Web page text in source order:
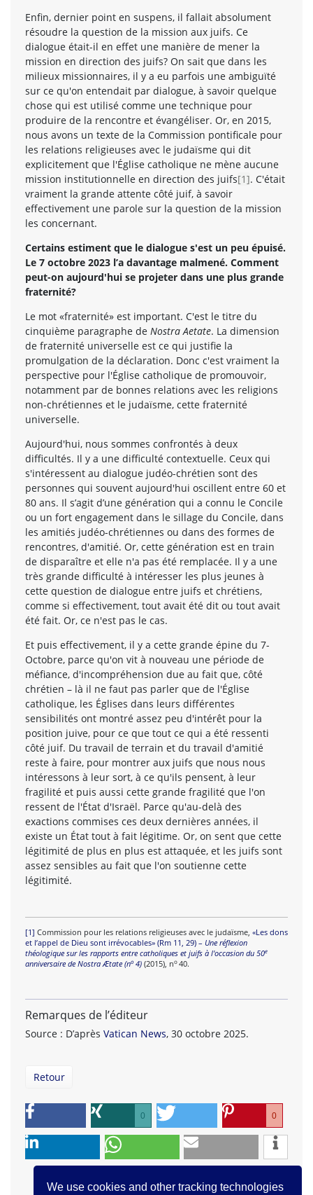
We use cookies and other tracking technologies
Enfin, dernier point en suspens, il fallait absolument
résoudre la question de la mission aux juifs. Ce
dialogue était-il en effet une manière de mener la
mission en direction des juifs? On sait que dans les
milieux missionnaires, il y a eu parfois une ambiguïté
sur ce qu'on entendait par dialogue, à savoir quelque
chose qui est utilisé comme une technique pour
produire de la rencontre et évangéliser. Or, en 2015,
nous avons un texte de la Commission pontificale pour
les relations religieuses avec le judaïsme qui dit
explicitement que l'Église catholique ne mène aucune
mission institutionnelle en direction des juifs[1]. C'était
vraiment la grande attente côté juif, à savoir
effectivement une parole sur la question de la mission
les concernant.
Certains estiment que le dialogue s'est un peu épuisé.
Le 7 octobre 2023 l’a davantage malmené. Comment
peut-on aujourd'hui se projeter dans une plus grande
fraternité?
Le mot «fraternité» est important. C'est le titre du
cinquième paragraphe de Nostra Aetate. La dimension
de fraternité universelle est ce qui justifie la
promulgation de la déclaration. Donc c'est vraiment la
perspective pour l'Église catholique de promouvoir,
notamment par de bonnes relations avec les religions
non-chrétiennes et le judaïsme, cette fraternité
universelle.
Aujourd'hui, nous sommes confrontés à deux
difficultés. Il y a une difficulté contextuelle. Ceux qui
s'intéressent au dialogue judéo-chrétien sont des
personnes qui souvent aujourd'hui oscillent entre 60 et
80 ans. Il s’agit d’une génération qui a connu le Concile
ou un fort engagement dans le sillage du Concile, dans
les amitiés judéo-chrétiennes ou dans des formes de
rencontres, d'amitié. Or, cette génération est en train
de disparaître et elle n'a pas été remplacée. Il y a une
très grande difficulté à intéresser les plus jeunes à
cette question de dialogue entre juifs et chrétiens,
comme si effectivement, tout avait été dit ou tout avait
été fait. Or, ce n'est pas le cas.
Et puis effectivement, il y a cette grande épine du 7-
Octobre, parce qu'on vit à nouveau une période de
méfiance, d'incompréhension due au fait que, côté
chrétien – là il ne faut pas parler que de l'Église
catholique, les Églises dans leurs différentes
sensibilités ont montré assez peu d'intérêt pour la
position juive, pour ce que tout ce qui a été ressenti
côté juif. Du travail de terrain et du travail d'amitié
reste à faire, pour montrer aux juifs que nous nous
intéressons à leur sort, à ce qu'ils pensent, à leur
fragilité et puis aussi cette grande fragilité que l'on
ressent de l'État d'Israël. Parce qu'au-delà des
exactions commises ces deux dernières années, il
existe un État tout à fait légitime. Or, on sent que cette
légitimité de plus en plus est attaquée, et les juifs sont
assez sensibles au fait que l'on soutienne cette
légitimité.
[1] Commission pour les relations religieuses avec le judaïsme, «Les dons
et l’appel de Dieu sont irrévocables» (Rm 11, 29) – Une réflexion
théologique sur les rapports entre catholiques et juifs à l'occasion du 50e
anniversaire de Nostra Ætate (no 4) (2015), no 40.
Remarques de l’éditeur
Source : D’après Vatican News, 30 octobre 2025.
Retour
0 0